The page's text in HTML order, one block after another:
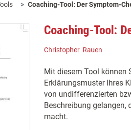
Coaching-Tool: Der Symptom-
Coaching-Tool:
Christopher Rauen
Mit diesem Tool können
Erklärungsmuster Ihres
von undifferenzierten
Beschreibung gelangen,
macht.